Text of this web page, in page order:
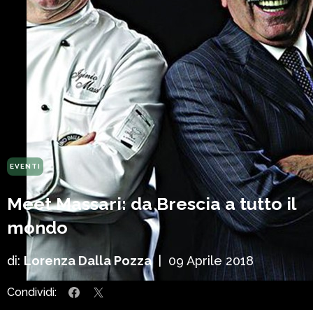
EVENTI
Meet Massari: da Brescia a tutto il
mondo
di: Lorenza Dalla Pozza 09 Aprile 2018
Condividi: